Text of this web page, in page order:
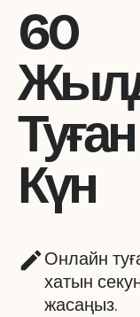
60
Туған
Күн
Онлайн
хатын
жасаңыз.